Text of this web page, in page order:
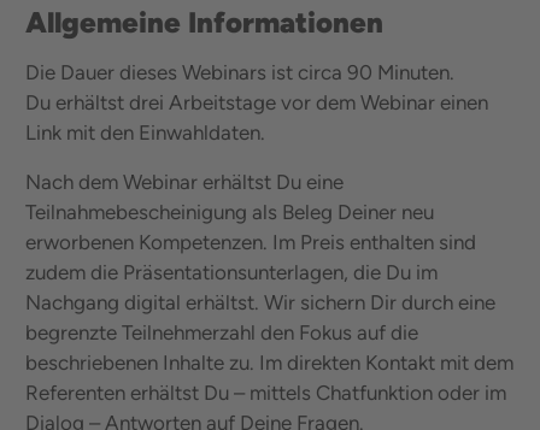
Allgemeine Informationen
Die Dauer dieses Webinars ist circa 90 Minuten.
Du erhältst drei Arbeitstage vor dem Webinar einen
Link mit den Einwahldaten.
Nach dem Webinar erhältst Du eine
Teilnahmebescheinigung als Beleg Deiner neu
erworbenen Kompetenzen. Im Preis enthalten sind
zudem die Präsentationsunterlagen, die Du im
Nachgang digital erhältst. Wir sichern Dir durch eine
begrenzte Teilnehmerzahl den Fokus auf die
beschriebenen Inhalte zu. Im direkten Kontakt mit dem
Referenten erhältst Du – mittels Chatfunktion oder im
Dialog – Antworten auf Deine Fragen.